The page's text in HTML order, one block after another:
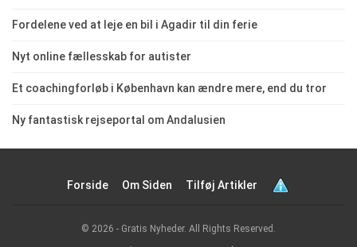
Fordelene ved at leje en bil i Agadir til din ferie
Nyt online fællesskab for autister
Et coachingforløb i København kan ændre mere, end du tror
Ny fantastisk rejseportal om Andalusien
Forside Om Siden Tilføj Artikler
© 2026 - Gratis Nyheder. All Rights Reserved.